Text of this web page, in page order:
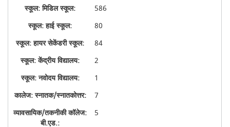
586
80
84
2
1
7
5